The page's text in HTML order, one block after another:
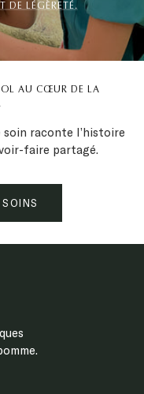
DE LÉGÈRETÉ.
AU CŒUR DE LA
soin raconte l’histoire
faire partagé.